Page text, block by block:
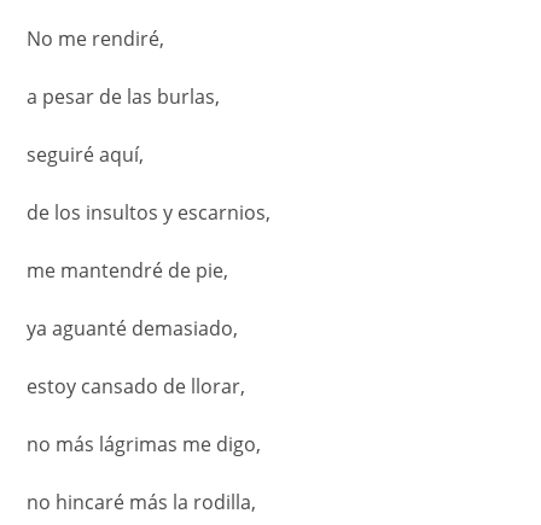
No me rendiré,
a pesar de las burlas,
seguiré aquí,
de los insultos y escarnios,
me mantendré de pie,
ya aguanté demasiado,
estoy cansado de llorar,
no más lágrimas me digo,
no hincaré más la rodilla,